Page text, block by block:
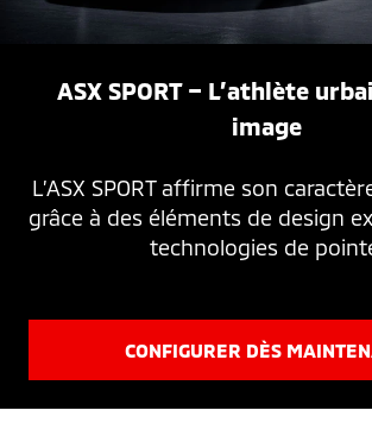
ASX SPORT – L’athlète
image
L’ASX SPORT affirme son
grâce à des éléments de design
technologies de
CONFIGURER DÈS